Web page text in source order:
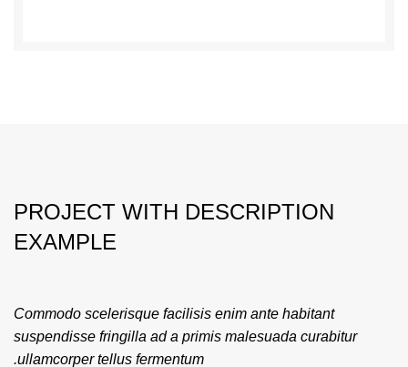
PROJECT WITH DESCRIPTION
EXAMPLE
Commodo scelerisque facilisis enim ante habitant
suspendisse fringilla ad a primis malesuada curabitur
ullamcorper tellus fermentum.